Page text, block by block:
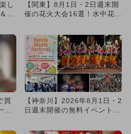
し
家
【関東】8月1日・2日週末開
催の花火大会16選！水中花
買
【神奈川】2026年8月1日・2
日週末開催の無料イベント8